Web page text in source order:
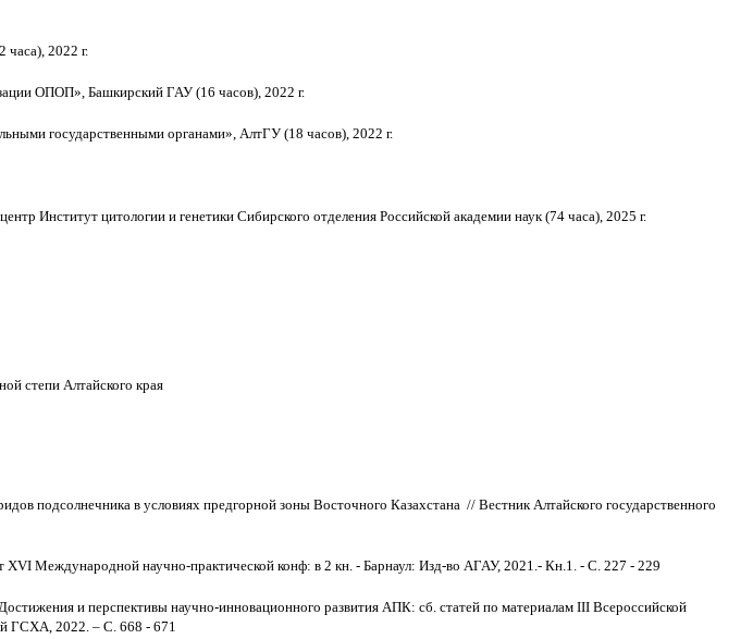
2022 г.
ОПОП», Башкирский ГАУ (16 часов), 2022 г.
государственными органами», АлтГУ (18 часов), 2022 г.
Институт цитологии и генетики Сибирского отделения Российской академии наук (74 часа), 2025 г.
степи Алтайского края
подсолнечника в условиях предгорной зоны Восточного Казахстана // Вестник Алтайского государственного
ХVI Международной научно-практической конф: в 2 кн. - Барнаул: Изд-во АГАУ, 2021.- Кн.1. - С. 227 - 229
и перспективы научно-инновационного развития АПК: сб. статей по материалам III Всероссийской
ГСХА, 2022. – С. 668 - 671